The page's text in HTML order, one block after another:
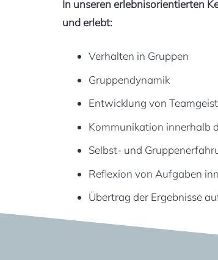
In unseren erlebnisorientierten
und erlebt:
Verhalten in Gruppen
Gruppendynamik
Entwicklung von Teamgeist
Kommunikation innerhalb
Selbst- und
Reflexion von Aufgaben
Übertrag der Ergebnisse